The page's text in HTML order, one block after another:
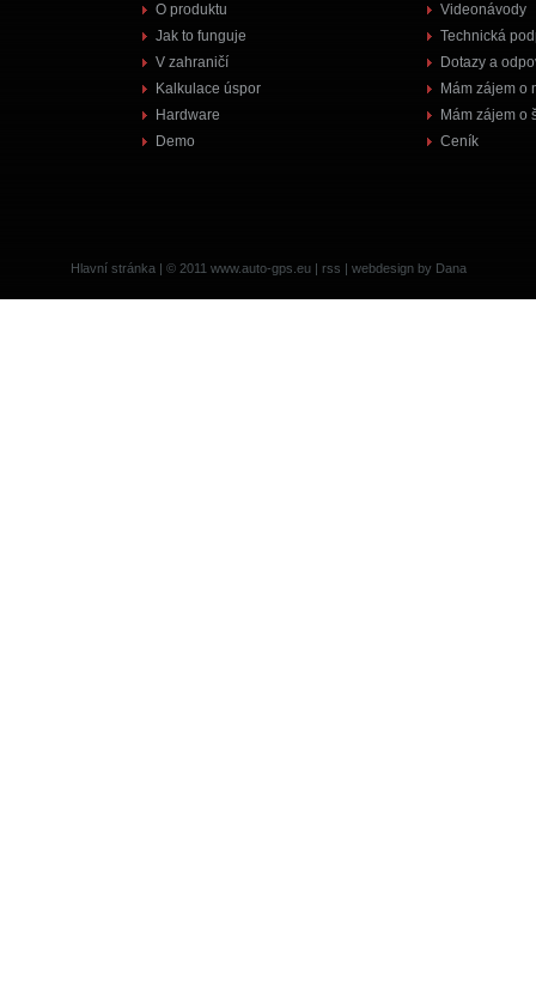
O produktu
Jak to funguje
V zahraničí
Kalkulace úspor
Hardware
Demo
Videonávody
Technická
Dotazy a
Mám zájem o
Mám zájem o
Ceník
Hlavní stránka | © 2011 www.auto-gps.eu| rss | webdesign by Dana